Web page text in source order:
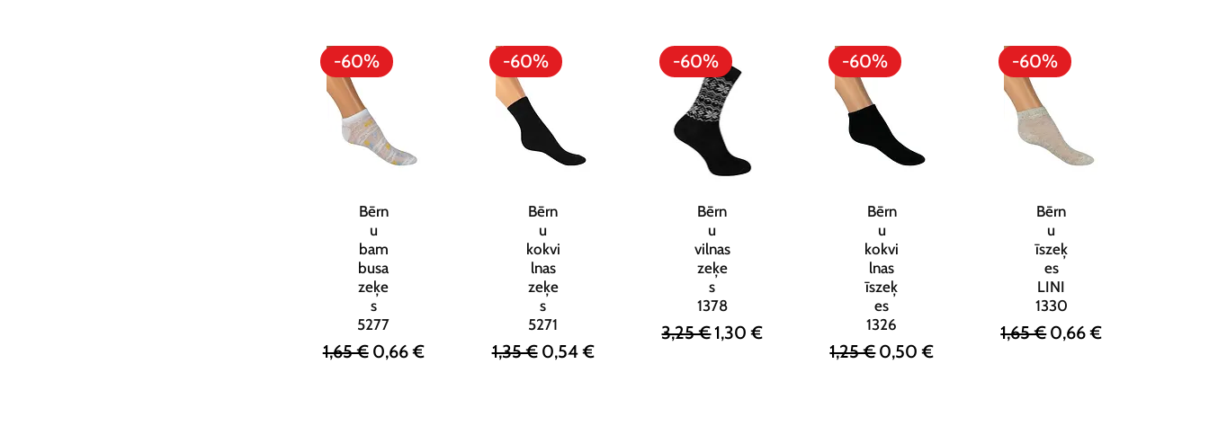
-60%
Bērn
u
bam
busa
zeķe
s
5277
Parastā cena
1,65 € Izpārdošanas cena
0,66 €
-60%
Bērn
u
kokvi
lnas
zeķe
s
5271
Parastā cena
1,35 € Izpārdošanas cena
0,54 €
-60%
Bērn
u
vilnas
zeķe
s
1378
Parastā cena
3,25 €Izpārdošanas cena
1,30 €
-60%
Bērn
u
kokvi
lnas
īszeķ
es
1326
Parastā cena
1,25 €Izpārdošanas cena
0,50 €
-60%
Bērn
u
īszeķ
es
LINI
1330
Parastā cena
1,65 €Izpārdošanas cena
0,66 €